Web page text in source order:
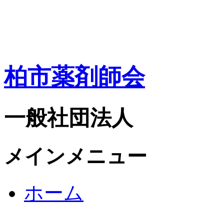
柏市薬剤師会
一般社団法人
メインメニュー
ホーム